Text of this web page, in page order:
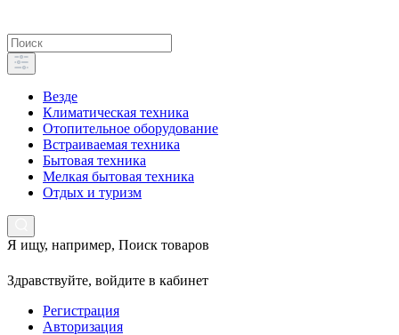
Везде
Климатическая техника
Отопительное оборудование
Встраиваемая техника
Бытовая техника
Мелкая бытовая техника
Отдых и туризм
Я ищу, например, Поиск товаров
Здравствуйте, войдите в кабинет
Регистрация
Авторизация